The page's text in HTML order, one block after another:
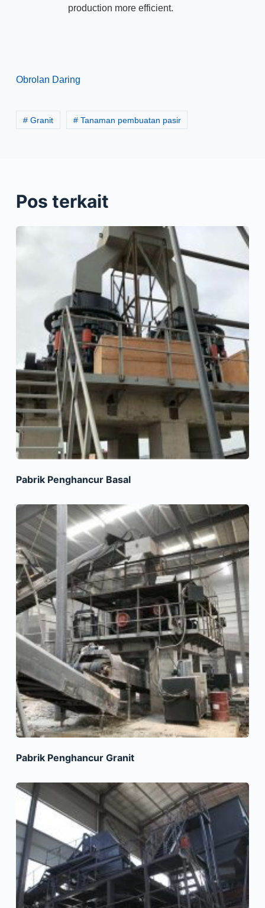
production more efficient.
Obrolan Daring
# Granit # Tanaman pembuatan pasir
Pos terkait
Pabrik Penghancur Basal
Pabrik Penghancur Granit